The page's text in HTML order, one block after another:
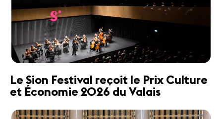
Le Sion Festival reçoit le Prix Culture
et Économie 2026 du Valais